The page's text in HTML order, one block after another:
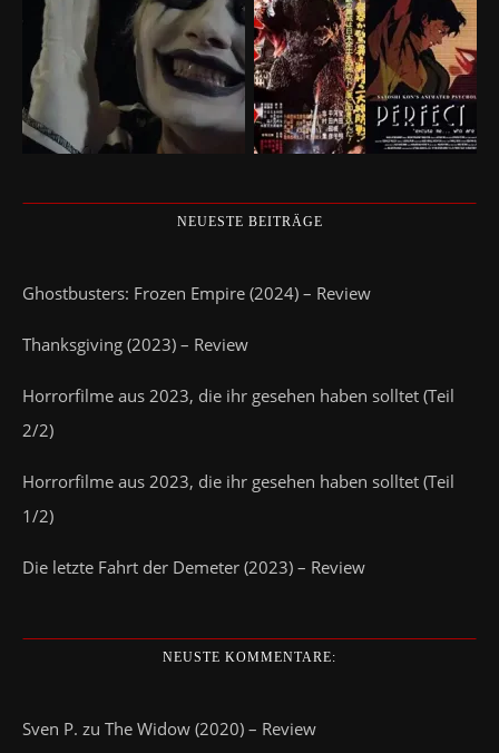
NEUESTE BEITRÄGE
Ghostbusters: Frozen Empire (2024) – Review
Thanksgiving (2023) – Review
Horrorfilme aus 2023, die ihr gesehen haben solltet (Teil
2/2)
Horrorfilme aus 2023, die ihr gesehen haben solltet (Teil
1/2)
Die letzte Fahrt der Demeter (2023) – Review
NEUSTE KOMMENTARE:
Sven P. zu The Widow (2020) – Review